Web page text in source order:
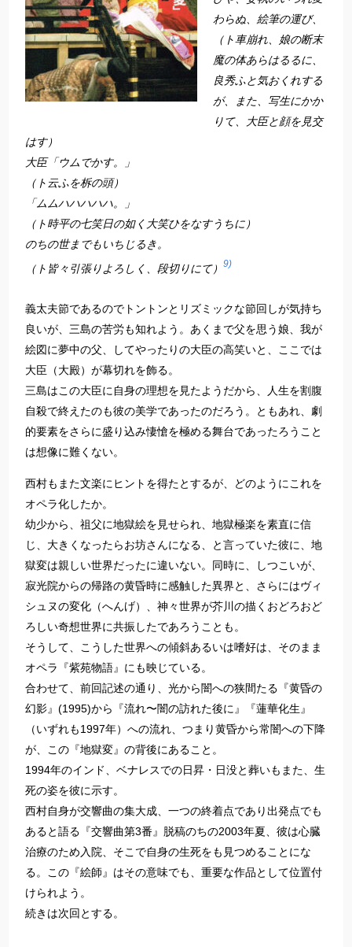
わらぬ、絵筆の運び、
（ト車崩れ、娘の断末
魔の体あらはるるに、
良秀ふと気おくれする
が、また、写生にかか
りて、大臣と顔を見交
はす）
大臣「ウムでかす。」
（ト云ふを柝の頭）
「ムムハハハハハ。」
（ト時平の七笑日の如く大笑ひをなすうちに）
のちの世までもいちじるき。
（ト皆々引張りよろしく、段切りにて）
9)
義太夫節であるのでトントンとリズミックな節回しが気持ち
良いが、三島の苦労も知れよう。あくまで父を思う娘、我が
絵図に夢中の父、してやったりの大臣の高笑いと、ここでは
大臣（大殿）が幕切れを飾る。
三島はこの大臣に自身の理想を見たようだから、人生を割腹
自殺で終えたのも彼の美学であったのだろう。ともあれ、劇
的要素をさらに盛り込み悽愴を極める舞台であったろうこと
は想像に難くない。
西村もまた文楽にヒントを得たとするが、どのようにこれを
オペラ化したか。
幼少から、祖父に地獄絵を見せられ、地獄極楽を素直に信
じ、大きくなったらお坊さんになる、と言っていた彼に、地
獄変は親しい世界だったに違いない。同時に、しつこいが、
寂光院からの帰路の黄昏時に感触した異界と、さらにはヴィ
シュヌの変化（へんげ）、神々世界が芥川の描くおどろおど
ろしい奇想世界に共振したであろうことも。
そうして、こうした世界への傾斜あるいは嗜好は、そのまま
オペラ『紫苑物語』にも映じている。
合わせて、前回記述の通り、光から闇への狭間たる『黄昏の
幻影』(1995)から『流れ〜闇の訪れた後に』『蓮華化生』
（いずれも1997年）への流れ、つまり黄昏から常闇への下降
が、この『地獄変』の背後にあること。
1994年のインド、ベナレスでの日昇・日没と葬いもまた、生
死の姿を彼に示す。
西村自身が交響曲の集大成、一つの終着点であり出発点でも
あると語る『交響曲第3番』脱稿のちの2003年夏、彼は心臓
治療のため入院、そこで自身の生死をも見つめることにな
る。この『絵師』はその意味でも、重要な作品として位置付
けられよう。
続きは次回とする。